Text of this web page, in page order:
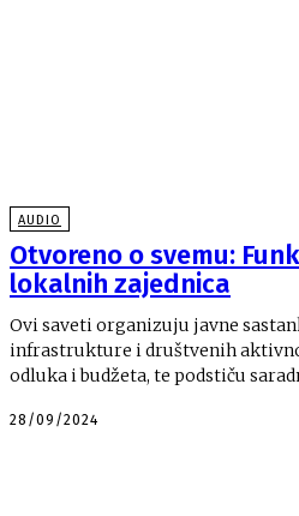
AUDIO
Otvoreno o svemu:
lokalnih zajednica
Ovi saveti organizuju javne
infrastrukture i društvenih
odluka i budžeta, te podstiču
28/09/2024